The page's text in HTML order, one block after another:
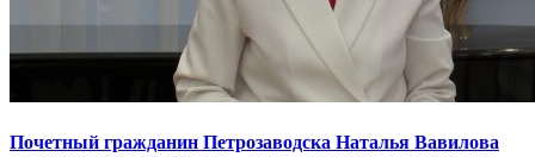
Почетный гражданин Петрозаводска Наталья Вавилова